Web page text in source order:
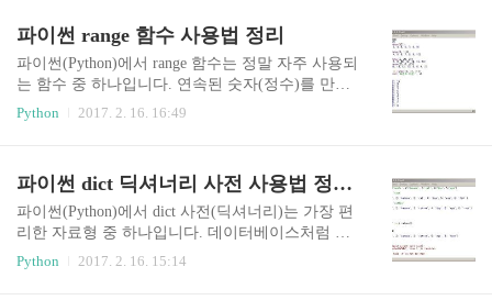
소드를 그냥 함수라고 부르는 경우도 많다)len, m..
프, break, continue 활용 예제) for 반복문 - 반복 가
능한(iterable) 자료형 순회 for 데이터 in 반복가능
한자료형 :반복할 코드 ... for문을 사용하면 반복
스트, 튜플, 사전, 문자열 등이 iterable한 자료형이
파이썬 range 함수 사용법 정리
파이썬(Python)에서 range 함수는 정말 자주 사용되
는 함수 중 하나입니다. 연속된 숫자(정수)를 만들
어주는 range() 함수의 사용법을 정리해봅니다. 파
이썬 range() 함수 활용 range(stop)range(10)은 0, 1,
로 확인하기 위해 리스트(list)로 변환) range(start, st
op)range(1, 11)은 1, 2, 3, 4, 5, 6, 7, 8, 9, 10 숫자를
생성인자를 2개 전달하는 경우 첫번째 인자는 시작
2)0, 2, 4, 6, 8, 10, 1..
Python 2017. 2. 16. 16:49
파이썬 dict 딕셔너리 사전 사용법 정리 (keys, values, items)
파이썬(Python)에서 dict 사전(딕셔너리)는 가장 편
리한 자료형 중 하나입니다. 데이터베이스처럼 키
와 값을 묶어서 저장을 할 수 있기 때문에 프로그래
밍을 할 때 많이 사용되고 있습니다. 파이썬 dict 사
Python 2017. 2. 16. 15:14